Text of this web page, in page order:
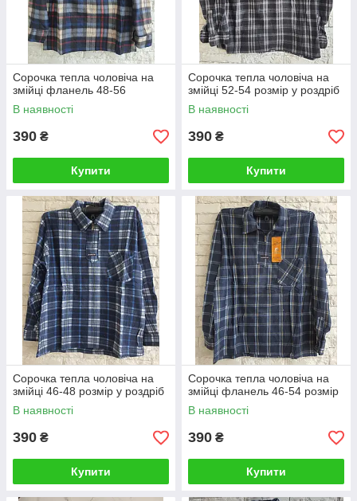
Сорочка тепла чоловіча на
змійці фланель 48-56
В наявності
390 ₴
Купити
Сорочка тепла чоловіча на
змійці 52-54 розмір у роздріб
В наявності
390 ₴
Купити
Сорочка тепла чоловіча на
змійці 46-48 розмір у роздріб
В наявності
390 ₴
Купити
Сорочка тепла чоловіча на
змійці фланель 46-54 розмір
В наявності
390 ₴
Купити